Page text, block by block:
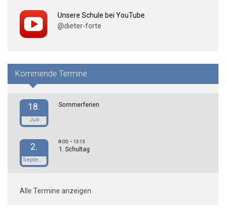
Unsere Schule bei YouTube
@dieter-forte
Kommende Termine
18.
Juli
Sommerferien
2.
September
8:00– 13:15
1. Schultag
Alle Termine anzeigen